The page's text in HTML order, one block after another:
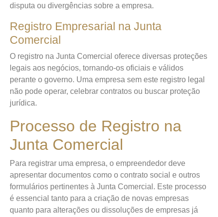
disputa ou divergências sobre a empresa.
Registro Empresarial na Junta
Comercial
O registro na Junta Comercial oferece diversas proteções
legais aos negócios, tornando-os oficiais e válidos
perante o governo. Uma empresa sem este registro legal
não pode operar, celebrar contratos ou buscar proteção
jurídica.
Processo de Registro na
Junta Comercial
Para registrar uma empresa, o empreendedor deve
apresentar documentos como o contrato social e outros
formulários pertinentes à Junta Comercial. Este processo
é essencial tanto para a criação de novas empresas
quanto para alterações ou dissoluções de empresas já